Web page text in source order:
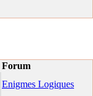
Forum
Enigmes Logiques